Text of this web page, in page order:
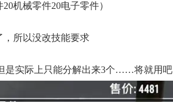
机械零件20电子零件）
，所以没改技能要求
是实际上只能分解出来3个……将就用吧